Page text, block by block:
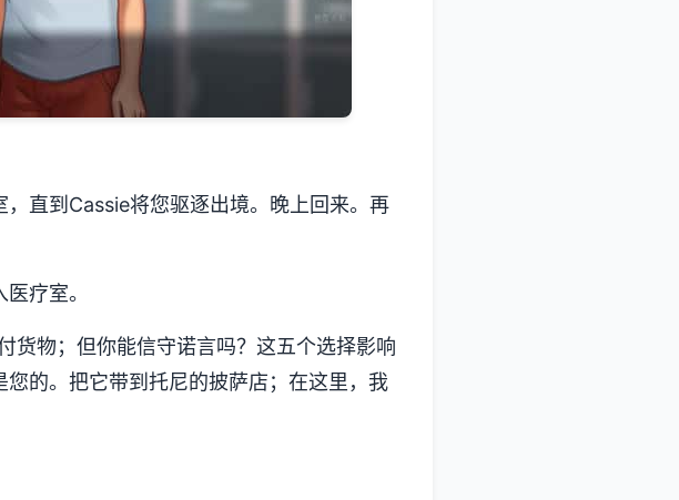
直到Cassie将您驱逐出境。晚上回来。再
疗室。
货物；但你能信守诺言吗？这五个选择影响
的。把它带到托尼的披萨店；在这里，我